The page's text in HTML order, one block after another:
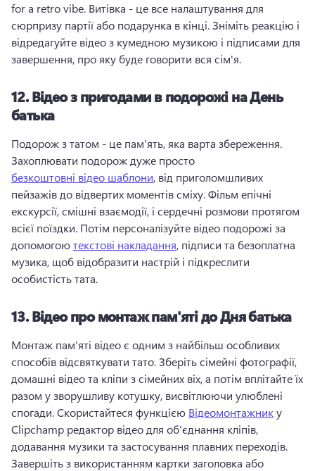
for a retro vibe. Витівка - це все налаштування для
сюрпризу партії або подарунка в кінці. Зніміть реакцію і
відредагуйте відео з кумедною музикою і підписами для
завершення, про яку буде говорити вся сім'я.
12.Відео з пригодами в подорожі на День
батька
Захоплювати подорож дуже просто
безкоштовні відео шаблони, від приголомшливих
пейзажів до відвертих моментів сміху. Фільм епічні
екскурсії, смішні взаємодії, і сердечні розмови протягом
всієї поїздки. Потім персоналізуйте відео подорожі за
допомогою текстові накладання, підписи та безоплатна
музика, щоб відобразити настрій і підкреслити
особистість тата.
13.Відео про монтаж пам'яті до Дня батька
Монтаж пам'яті відео є одним з найбільш особливих
способів відсвяткувати тато. Зберіть сімейні фотографії,
домашні відео та кліпи з сімейних віх, а потім вплітайте їх
разом у зворушливу котушку, висвітлюючи улюблені
спогади. Скористайтеся функцією Відеомонтажник у
Clipchamp редактор відео для об'єднання кліпів,
Завершіть з використанням картки заголовка або